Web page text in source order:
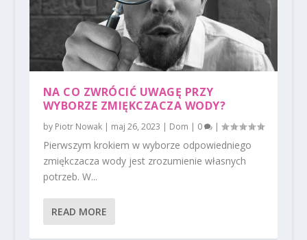
NA CO ZWRÓCIĆ UWAGĘ PRZY
WYBORZE ZMIĘKCZACZA WODY?
by Piotr Nowak| maj 26, 2023 | Dom | 0 |
Pierwszym krokiem w wyborze odpowiedniego
zmiękczacza wody jest zrozumienie własnych
potrzeb. W...
READ MORE